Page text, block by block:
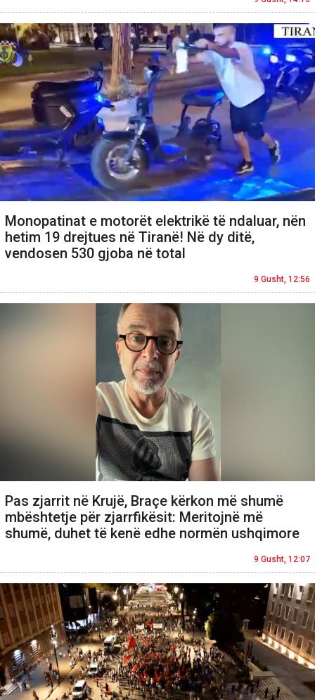
Monopatinat e motorët elektrikë të ndaluar, nën
hetim 19 drejtues në Tiranë! Në dy ditë,
vendosen 530 gjoba në total
9 Gusht, 12:56
Pas zjarrit në Krujë, Braçe kërkon më shumë
mbështetje për zjarrfikësit: Meritojnë më
shumë, duhet të kenë edhe normën ushqimore
9 Gusht, 12:07